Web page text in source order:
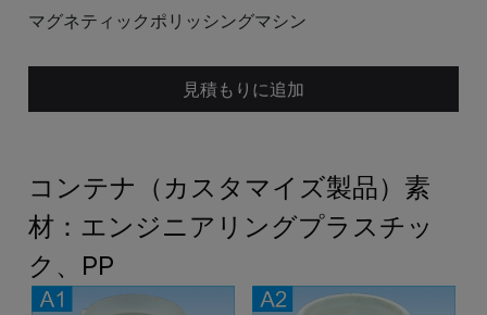
マグネティックポリッシングマシン
見積もりに追加
コンテナ（カスタマイズ製品）素
材：エンジニアリングプラスチッ
ク、PP